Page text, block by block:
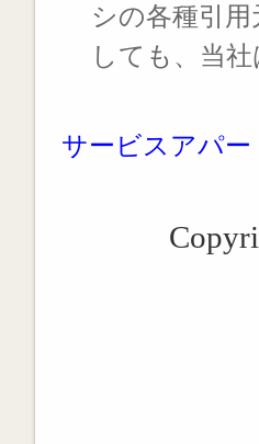
シの各種引
しても、当
サービスアパー